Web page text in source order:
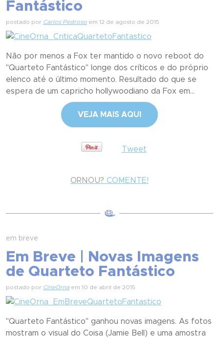
Fantástico
postado por Carlos Pedroso em 12 de agosto de 2015
Não por menos a Fox ter mantido o novo reboot do
"Quarteto Fantástico" longe dos críticos e do próprio
elenco até o último momento. Resultado do que se
espera de um capricho hollywoodiano da Fox em...
VEJA MAIS AQUI
Tweet
ORNOU? COMENTE!
em breve
Em Breve | Novas Imagens
de Quarteto Fantástico
postado por CineOrna em 10 de abril de 2015
"Quarteto Fantástico" ganhou novas imagens. As fotos
mostram o visual do Coisa (Jamie Bell) e uma amostra